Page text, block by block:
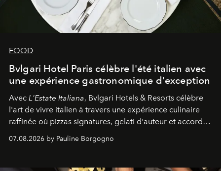
FOOD
Bvlgari Hotel Paris célèbre l'été italien avec
une expérience gastronomique d'exception
Avec L'Estate Italiana, Bvlgari Hotels & Resorts célèbre
l'art de vivre italien à travers une expérience culinaire
raffinée où pizzas signatures, gelati d'auteur et accords
07.08.2026 by Pauline Borgogno